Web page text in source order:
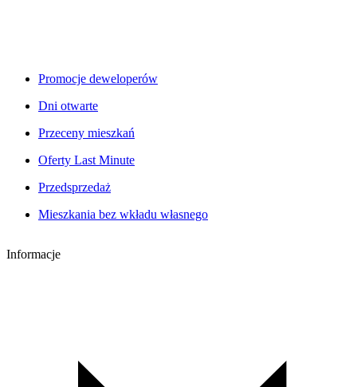
Promocje deweloperów
Dni otwarte
Przeceny mieszkań
Oferty Last Minute
Przedsprzedaż
Mieszkania bez wkładu własnego
Informacje